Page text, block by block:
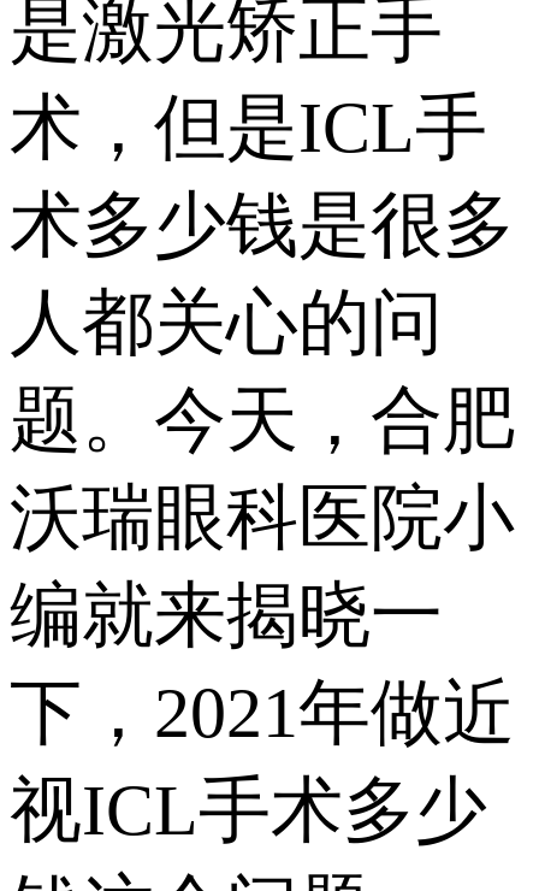
是激光矫正手
术，但是ICL手
术多少钱是很多
人都关心的问
题。今天，合肥
沃瑞眼科医院小
编就来揭晓一
下，2021年做近
视ICL手术多少